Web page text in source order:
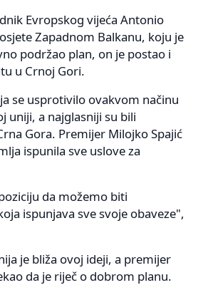
Evropskog vijeća Antonio
Zapadnom Balkanu, koju je
podržao plan, on je postao i
u Crnoj Gori.
se usprotivilo ovakvom načinu
uniji, a najglasniji su bili
Gora. Premijer Milojko Spajić
ispunila sve uslove za
da možemo biti
ispunjava sve svoje obaveze",
je bliža ovoj ideji, a premijer
da je riječ o dobrom planu.